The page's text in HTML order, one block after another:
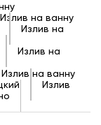
Излив на ванну
Излив на
Излив на
Излив на ванну
Излив